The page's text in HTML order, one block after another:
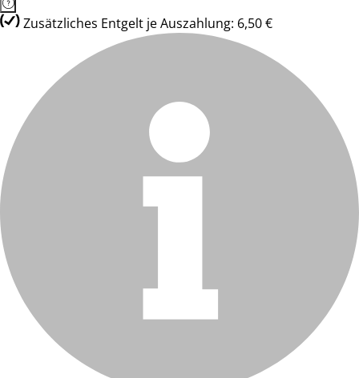
Zusätzliches Entgelt je Auszahlung: 6,50 €